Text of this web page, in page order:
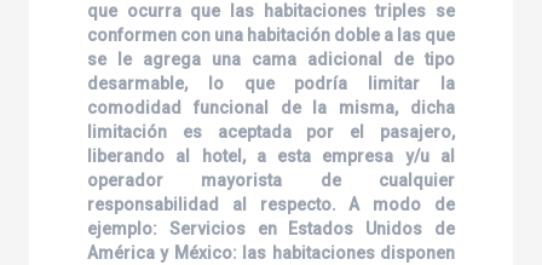
que ocurra que las habitaciones triples se
conformen con una habitación doble a las que
se le agrega una cama adicional de tipo
desarmable, lo que podría limitar la
comodidad funcional de la misma, dicha
limitación es aceptada por el pasajero,
liberando al hotel, a esta empresa y/u al
operador mayorista de cualquier
responsabilidad al respecto. A modo de
ejemplo: Servicios en Estados Unidos de
América y México: las habitaciones disponen